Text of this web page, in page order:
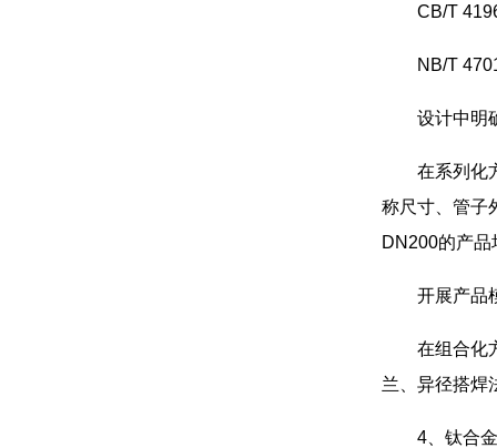
CB/T
NB/T
设计中明
在系列化
称尺寸、管子
DN200的产
开展产品
在组合化
兰、异径搭焊
4、钛合